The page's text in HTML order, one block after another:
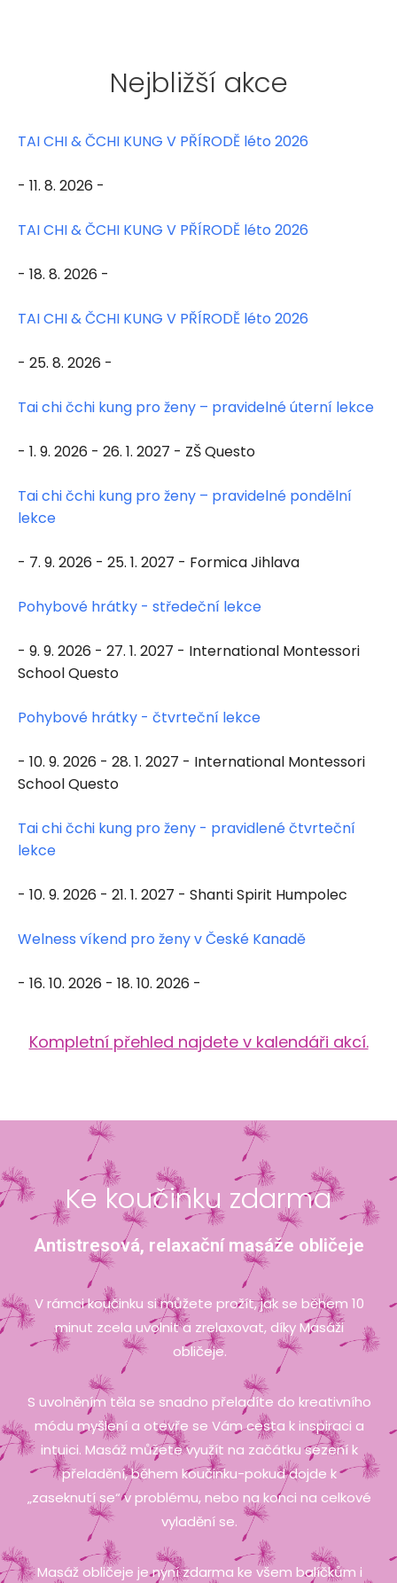
Nejbližší akce
TAI CHI & ČCHI KUNG V PŘÍRODĚ léto 2026
- 11. 8. 2026 -
TAI CHI & ČCHI KUNG V PŘÍRODĚ léto 2026
- 18. 8. 2026 -
TAI CHI & ČCHI KUNG V PŘÍRODĚ léto 2026
- 25. 8. 2026 -
Tai chi čchi kung pro ženy – pravidelné úterní lekce
- 1. 9. 2026 - 26. 1. 2027 - ZŠ Questo
Tai chi čchi kung pro ženy – pravidelné pondělní
lekce
- 7. 9. 2026 - 25. 1. 2027 - Formica Jihlava
Pohybové hrátky - středeční lekce
- 9. 9. 2026 - 27. 1. 2027 - International Montessori
School Questo
Pohybové hrátky - čtvrteční lekce
- 10. 9. 2026 - 28. 1. 2027 - International Montessori
School Questo
Tai chi čchi kung pro ženy - pravidlené čtvrteční
lekce
- 10. 9. 2026 - 21. 1. 2027 - Shanti Spirit Humpolec
Welness víkend pro ženy v České Kanadě
- 16. 10. 2026 - 18. 10. 2026 -
Kompletní přehled najdete v kalendáři akcí.
Ke koučinku zdarma
Antistresová, relaxační masáže obličeje
V rámci koučinku si můžete prožít, jak se během 10
minut zcela uvolnit a zrelaxovat, díky Masáži
obličeje.
S uvolněním těla se snadno přeladíte do kreativního
módu myšlení a otevře se Vám cesta k inspiraci a
intuici. Masáž můžete využít na začátku sezení k
přeladění, během koučinku-pokud dojde k
„zaseknutí se“ v problému, nebo na konci na celkové
vyladění se.
Masáž obličeje je nyní zdarma ke všem balíčkům i